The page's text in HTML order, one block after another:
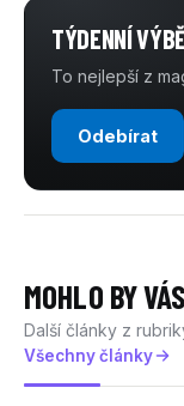
TÝDENNÍ
To nejlepší z
Odebírat
MOHLO BY
Další články z
Všechny články